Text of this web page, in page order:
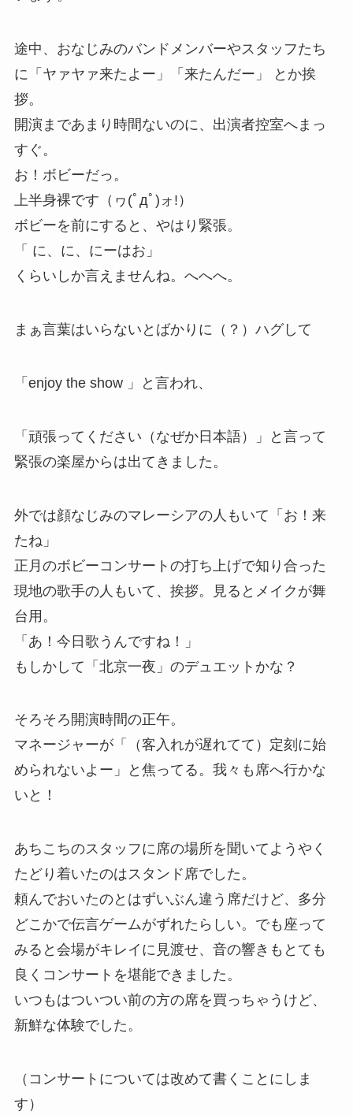
途中、おなじみのバンドメンバーやスタッフたち
に「ヤァヤァ来たよー」「来たんだー」 とか挨
拶。
開演まであまり時間ないのに、出演者控室へまっ
すぐ。
お！ボビーだっ。
上半身裸です（ヮ(ﾟдﾟ)ォ!）
ボビーを前にすると、やはり緊張。
「 に、に、にーはお」
くらいしか言えませんね。へへへ。
まぁ言葉はいらないとばかりに（？）ハグして
「enjoy the show 」と言われ、
「頑張ってください（なぜか日本語）」と言って
緊張の楽屋からは出てきました。
外では顔なじみのマレーシアの人もいて「お！来
たね」
正月のボビーコンサートの打ち上げで知り合った
現地の歌手の人もいて、挨拶。見るとメイクが舞
台用。
「あ！今日歌うんですね！」
もしかして「北京一夜」のデュエットかな？
そろそろ開演時間の正午。
マネージャーが「（客入れが遅れてて）定刻に始
められないよー」と焦ってる。我々も席へ行かな
いと！
あちこちのスタッフに席の場所を聞いてようやく
たどり着いたのはスタンド席でした。
頼んでおいたのとはずいぶん違う席だけど、多分
どこかで伝言ゲームがずれたらしい。でも座って
みると会場がキレイに見渡せ、音の響きもとても
良くコンサートを堪能できました。
いつもはついつい前の方の席を買っちゃうけど、
新鮮な体験でした。
（コンサートについては改めて書くことにしま
す）